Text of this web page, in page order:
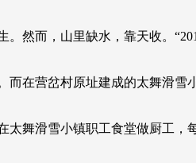
颜选攻略 海洋 时尚 天气
，山里缺水，靠天收。
营岔村原址建成的太舞滑雪
滑雪小镇职工食堂做厨工，